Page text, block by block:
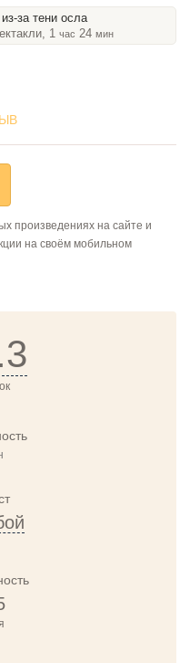
за тени осла
1 час 24 мин
произведениях на сайте и
на своём мобильном